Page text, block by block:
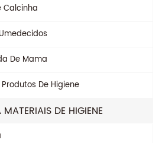
Calcinha
De Mama
De Higiene
DE HIGIENE